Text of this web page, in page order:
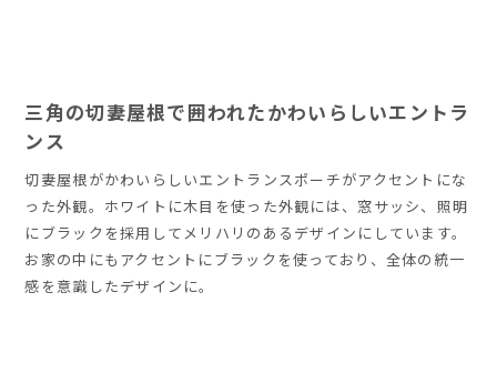
三角の切妻屋根で囲われたかわいらしいエントラ
ンス
切妻屋根がかわいらしいエントランスポーチがアクセントにな
った外観。ホワイトに木目を使った外観には、窓サッシ、照明
にブラックを採用してメリハリのあるデザインにしています。
お家の中にもアクセントにブラックを使っており、全体の統一
感を意識したデザインに。